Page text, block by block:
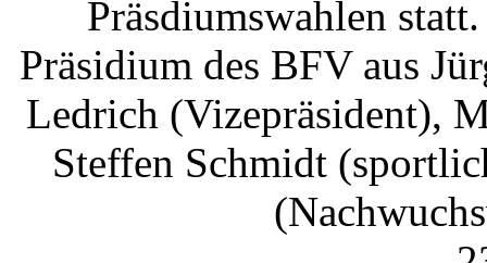
Präsdiumswahlen
Präsidium des BFV aus
Ledrich (Vizepräsident),
Steffen Schmidt